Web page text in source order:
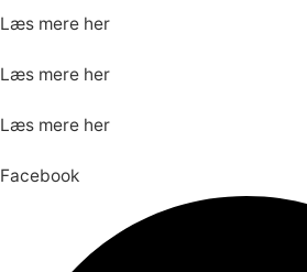
Læs mere her
Læs mere her
Læs mere her
Facebook